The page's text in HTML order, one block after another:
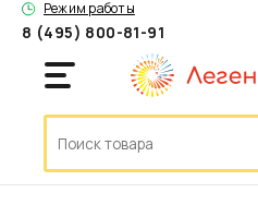
Режим работы
8 (495) 800-81-91